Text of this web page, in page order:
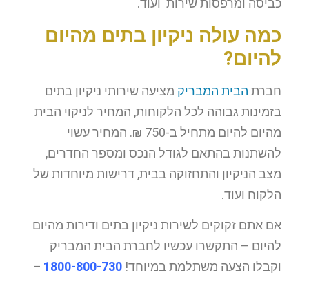
כביסה ומרפסות שירות ועוד.
כמה עולה ניקיון בתים מהיום
להיום?
חברת הבית המבריק מציעה שירותי ניקיון בתים
בזמינות גבוהה לכל הלקוחות, המחיר לניקוי הבית
מהיום להיום מתחיל ב-750 ₪. המחיר עשוי
להשתנות בהתאם לגודל הנכס ומספר החדרים,
מצב הניקיון והתחזוקה בבית, דרישות מיוחדות של
הלקוח ועוד.
אם אתם זקוקים לשירות ניקיון בתים ודירות מהיום
להיום – התקשרו עכשיו לחברת הבית המבריק
וקבלו הצעה משתלמת במיוחד! 1800-800-730
–